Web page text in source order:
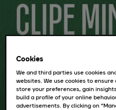
Cookies
We and third parties use cookies
websites. We use cookies to
store your preferences, gain
build a profile of your online
advertisements. By clicking on